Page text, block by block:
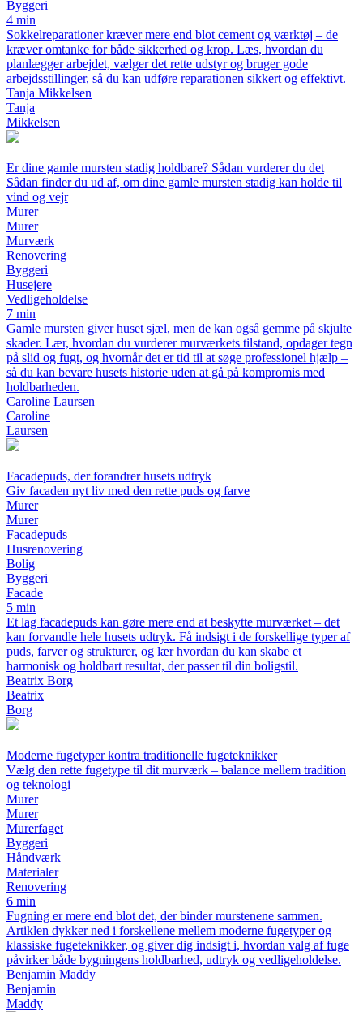
Byggeri
4 min
Sokkelreparationer kræver mere end blot cement og værktøj – de
kræver omtanke for både sikkerhed og krop. Læs, hvordan du
planlægger arbejdet, vælger det rette udstyr og bruger gode
arbejdsstillinger, så du kan udføre reparationen sikkert og effektivt.
Tanja Mikkelsen
Tanja
Mikkelsen
Er dine gamle mursten stadig holdbare? Sådan vurderer du det
Sådan finder du ud af, om dine gamle mursten stadig kan holde til
vind og vejr
Murer
Murer
Murværk
Renovering
Byggeri
Husejere
Vedligeholdelse
7 min
Gamle mursten giver huset sjæl, men de kan også gemme på skjulte
skader. Lær, hvordan du vurderer murværkets tilstand, opdager tegn
på slid og fugt, og hvornår det er tid til at søge professionel hjælp –
så du kan bevare husets historie uden at gå på kompromis med
holdbarheden.
Caroline Laursen
Caroline
Laursen
Facadepuds, der forandrer husets udtryk
Giv facaden nyt liv med den rette puds og farve
Murer
Murer
Facadepuds
Husrenovering
Bolig
Byggeri
Facade
5 min
Et lag facadepuds kan gøre mere end at beskytte murværket – det
kan forvandle hele husets udtryk. Få indsigt i de forskellige typer af
puds, farver og strukturer, og lær hvordan du kan skabe et
harmonisk og holdbart resultat, der passer til din boligstil.
Beatrix Borg
Beatrix
Borg
Moderne fugetyper kontra traditionelle fugeteknikker
Vælg den rette fugetype til dit murværk – balance mellem tradition
og teknologi
Murer
Murer
Murerfaget
Byggeri
Håndværk
Materialer
Renovering
6 min
Fugning er mere end blot det, der binder murstenene sammen.
Artiklen dykker ned i forskellene mellem moderne fugetyper og
klassiske fugeteknikker, og giver dig indsigt i, hvordan valg af fuge
påvirker både bygningens holdbarhed, udtryk og vedligeholdelse.
Benjamin Maddy
Benjamin
Maddy